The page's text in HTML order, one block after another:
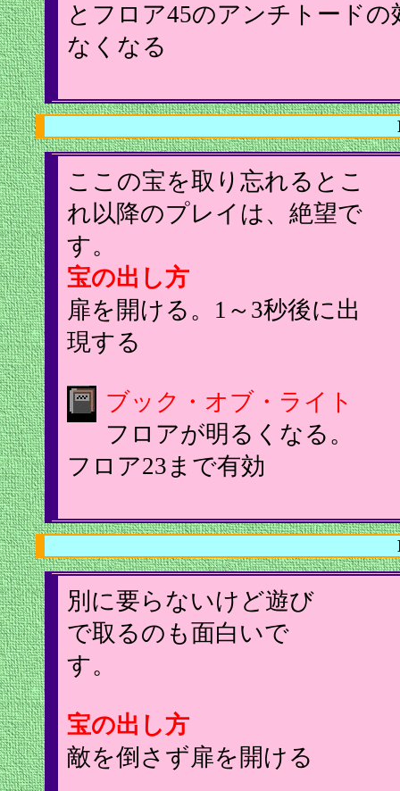
とフロア45のアンチトードの
なくなる
ここの宝を取り忘れるとこ
れ以降のプレイは、絶望で
す。
宝の出し方
扉を開ける。1～3秒後に出
現する
ブック・オブ・ライト
フロアが明るくなる。
フロア23まで有効
別に要らないけど遊び
で取るのも面白いで
す。
宝の出し方
敵を倒さず扉を開ける